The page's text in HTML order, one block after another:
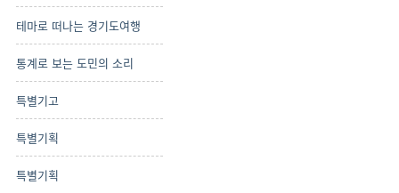
테마로 떠나는 경기도여행
통계로 보는 도민의 소리
특별기고
특별기획
특별기획